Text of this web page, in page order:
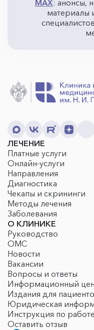
MAX: анонсы,
материалы
ЛЕЧЕНИЕ
Платные услуги
Онлайн-услуги
Направления
Диагностика
Чекапы и скрининги
Методы лечения
Заболевания
О КЛИНИКЕ
Руководство
ОМС
Новости
Вакансии
Вопросы и ответы
Информационный
Издания для
Юридическая
Инструкция по
Оставить отзыв